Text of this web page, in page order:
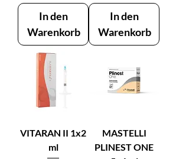
In den
Warenkorb
In den
Warenkorb
VITARAN II 1x2
ml
MASTELLI
PLINEST ONE